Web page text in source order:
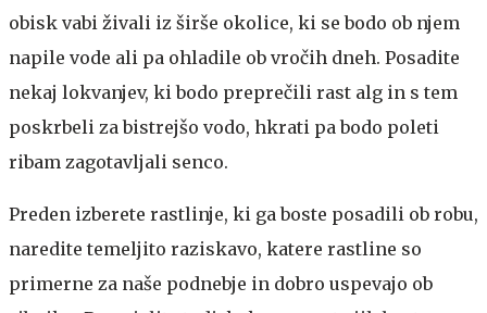
obisk vabi živali iz širše okolice, ki se bodo ob njem
napile vode ali pa ohladile ob vročih dneh. Posadite
nekaj lokvanjev, ki bodo preprečili rast alg in s tem
poskrbeli za bistrejšo vodo, hkrati pa bodo poleti
ribam zagotavljali senco.
Preden izberete rastlinje, ki ga boste posadili ob robu,
naredite temeljito raziskavo, katere rastline so
primerne za naše podnebje in dobro uspevajo ob